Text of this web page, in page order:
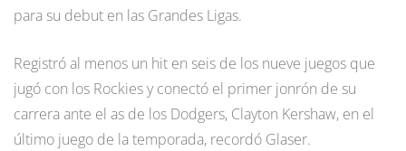
para su debut en las Grandes Ligas.
Registró al menos un hit en seis de los nueve juegos que
jugó con los Rockies y conectó el primer jonrón de su
carrera ante el as de los Dodgers, Clayton Kershaw, en el
último juego de la temporada, recordó Glaser.